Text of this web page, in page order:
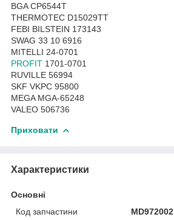
BGA CP6544T
THERMOTEC D15029TT
FEBI BILSTEIN 173143
SWAG 33 10 6916
MITELLI 24-0701
PROFIT 1701-0701
RUVILLE 56994
SKF VKPC 95800
MEGA MGA-65248
VALEO 506736
Приховати
Характеристики
Основні
Код запчастини
MD972002